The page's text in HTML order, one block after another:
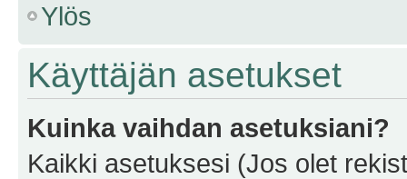
Ylös
Käyttäjän asetukset
Kuinka vaihdan asetuksiani?
Kaikki asetuksesi (Jos olet